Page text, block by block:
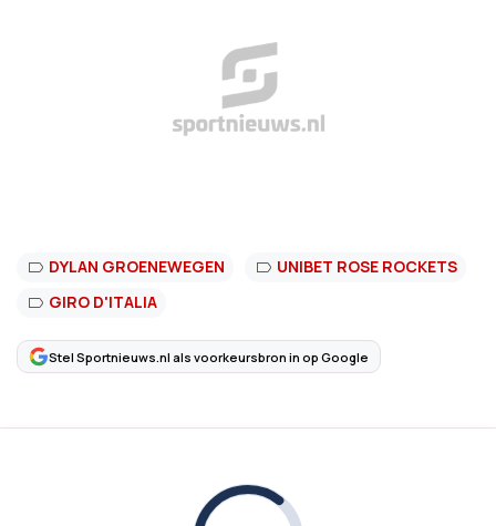
DYLAN GROENEWEGEN
UNIBET ROSE ROCKETS
GIRO D'ITALIA
Stel Sportnieuws.nl als voorkeursbron in op Google